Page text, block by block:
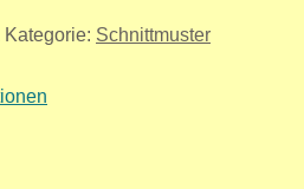
Kategorie: Schnittmuster